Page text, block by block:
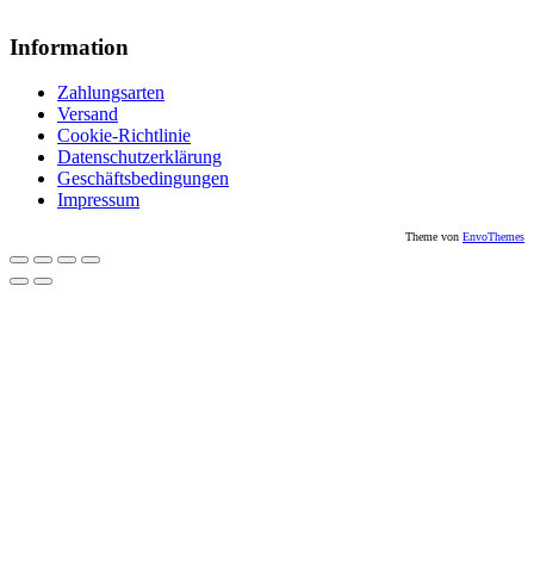
Information
Zahlungsarten
Versand
Cookie-Richtlinie
Datenschutzerklärung
Geschäftsbedingungen
Impressum
Theme von EnvoThemes